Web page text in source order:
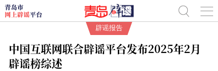
中国互联网联合辟谣平台发布2025年2月
辟谣榜综述
辟谣报告